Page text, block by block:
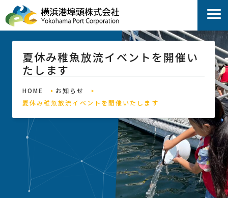
夏休み稚魚放流イベントを開催い
たします
HOME
お知らせ
夏休み稚魚放流イベントを開催いたします